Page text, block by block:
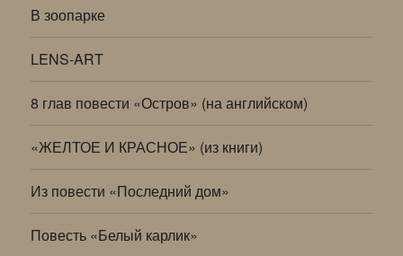
В зоопарке
LENS-ART
8 глав повести «Остров» (на английском)
«ЖЕЛТОЕ И КРАСНОЕ» (из книги)
Из повести «Последний дом»
Повесть «Белый карлик»